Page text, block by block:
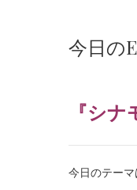
今日の
『シ
今日のテーマ